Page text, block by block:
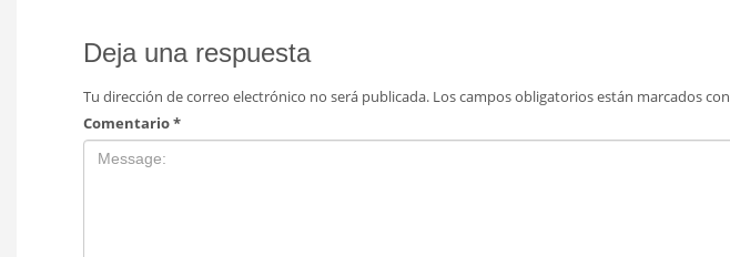
Deja una respuesta
Tu dirección de correo electrónico no será publicada. Los campos obligatorios están marcados con
Comentario*